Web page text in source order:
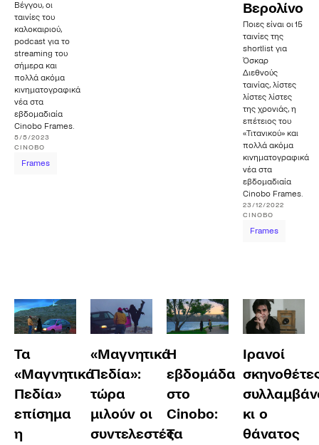
Βέγγου, οι
ταινίες του
καλοκαιριού,
podcast για το
streaming του
σήμερα και
πολλά ακόμα
κινηματογραφικά
νέα στα
εβδομαδιαία
Cinobo Frames.
5/5/2023
CINOBO
Frames
Βερολίνο
Ποιες είναι οι 15
ταινίες της
shortlist για
Όσκαρ
Διεθνούς
ταινίας, λίστες
λίστες λίστες
της χρονιάς, η
επέτειος του
«Τιτανικού» και
πολλά ακόμα
κινηματογραφικά
νέα στα
εβδομαδιαία
Cinobo Frames.
23/12/2022
CINOBO
Frames
Τα
«Μαγνητικά
Πεδία»
επίσημα
η
«Μαγνητικά
Πεδία»:
τώρα
μιλούν οι
συντελεστές
Η
εβδομάδα
στο
Cinobo:
Τα
Ιρανοί
κι ο
θάνατος